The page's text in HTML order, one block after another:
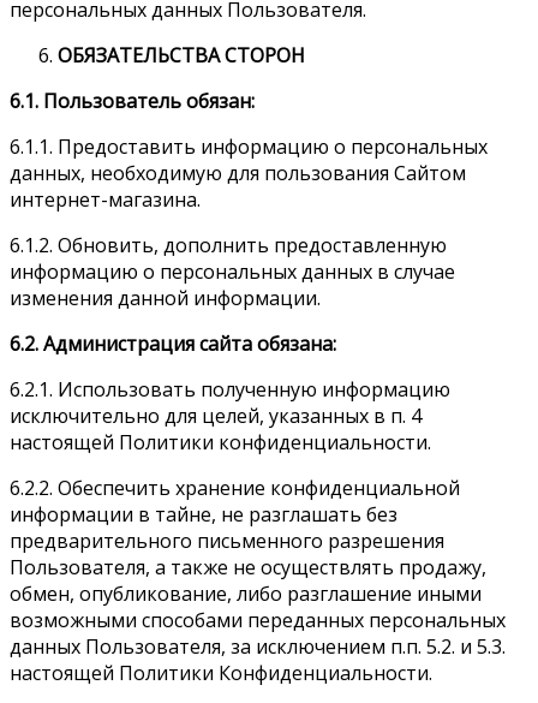
персональных данных Пользователя.
ОБЯЗАТЕЛЬСТВА СТОРОН
6.1. Пользователь обязан:
6.1.1. Предоставить информацию о персональных
данных, необходимую для пользования Сайтом
интернет-магазина.
6.1.2. Обновить, дополнить предоставленную
информацию о персональных данных в случае
изменения данной информации.
6.2. Администрация сайта обязана:
6.2.1. Использовать полученную информацию
исключительно для целей, указанных в п. 4
настоящей Политики конфиденциальности.
6.2.2. Обеспечить хранение конфиденциальной
информации в тайне, не разглашать без
предварительного письменного разрешения
Пользователя, а также не осуществлять продажу,
обмен, опубликование, либо разглашение иными
возможными способами переданных персональных
данных Пользователя, за исключением п.п. 5.2. и 5.3.
настоящей Политики Конфиденциальности.